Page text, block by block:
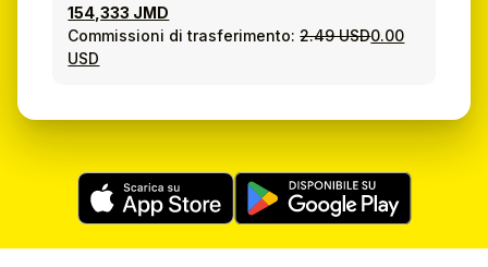
154,333 JMD
Commissioni di trasferimento:2.49 USD0.00
USD